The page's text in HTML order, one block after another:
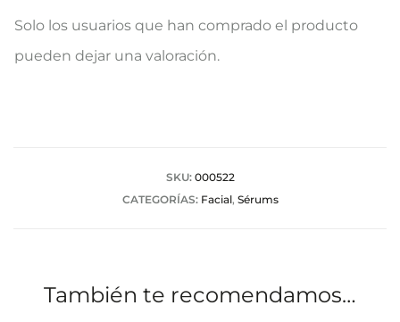
V
a
Solo los usuarios que han comprado el producto
pueden dejar una valoración.
SKU: 000522
CATEGORÍAS: Facial, Sérums
También te recomendamos…